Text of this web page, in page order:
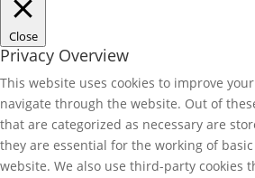
Close
Privacy Overview
This website uses cookies to improve
navigate through the website. Out of
that are categorized as necessary are
they are essential for the working of
website. We also use third-party cookies